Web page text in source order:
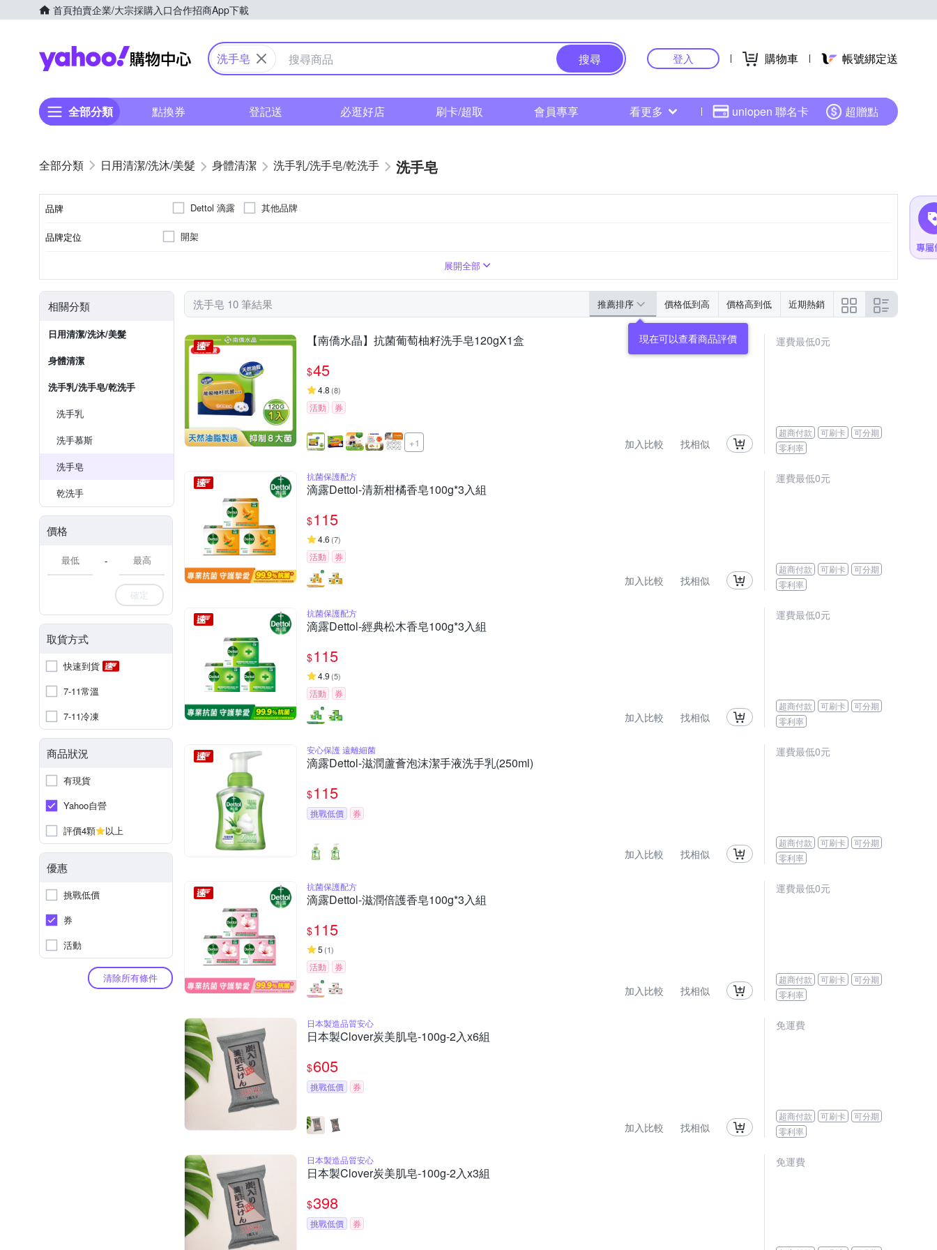
首頁拍賣企業/大宗採購入口合作招商App下載
Yahoo購物中心
洗手皂 搜尋 登入 購物車 帳號綁定送
全部分類 點換券 登記送 必逛好店 刷卡/超取 會員專享 看更多 uniopen 聯名卡 超贈點
日用清潔/洗沐/美髮 身體清潔 洗手乳/洗手皂/乾洗手 洗手皂
品牌 Dettol 滴露 其他品牌
品牌定位 開架
詳商品包裝
展開全部
相關分類
日用清潔/洗沐/美髮
身體清潔
洗手乳/洗手皂/乾洗手
洗手乳
洗手慕斯
洗手皂
乾洗手
價格
-
確定
取貨方式
快速到貨
7-11常溫
7-11冷凍
商品狀況
有現貨
Yahoo自營
評價4顆
以上
優惠
挑戰低價
券
活動
清除所有條件
洗手皂 10 筆結果 推薦排序 價格低到高 價格高到低 近期熱銷
現在可以查看商品評價
【南僑水晶】抗菌葡萄柚籽洗手皂120gX1盒
$45
4.8 (8)
活動 券
+1 加入比較 找相似
運費最低0元
超商付款 可刷卡
可分期
零利率
抗菌保護配方
滴露Dettol-清新柑橘香皂100g*3入組
$115
4.6 (7)
活動 券
加入比較 找相似
運費最低0元
超商付款 可刷卡
可分期
零利率
抗菌保護配方
滴露Dettol-經典松木香皂100g*3入組
$115
4.9 (5)
活動 券
加入比較 找相似
運費最低0元
超商付款 可刷卡
可分期
零利率
安心保護 遠離細菌
滴露Dettol-滋潤蘆薈泡沫潔手液洗手乳(250ml)
$115
挑戰低價 券
加入比較 找相似
運費最低0元
超商付款 可刷卡
可分期
零利率
抗菌保護配方
滴露Dettol-滋潤倍護香皂100g*3入組
$115
5 (1)
活動 券
加入比較 找相似
運費最低0元
超商付款 可刷卡
可分期
零利率
日本製造品質安心
日本製Clover炭美肌皂-100g-2入x6組
$605
挑戰低價 券
加入比較 找相似
免運費
超商付款 可刷卡
可分期
零利率
日本製造品質安心
日本製Clover炭美肌皂-100g-2入x3組
$398
挑戰低價 券
免運費